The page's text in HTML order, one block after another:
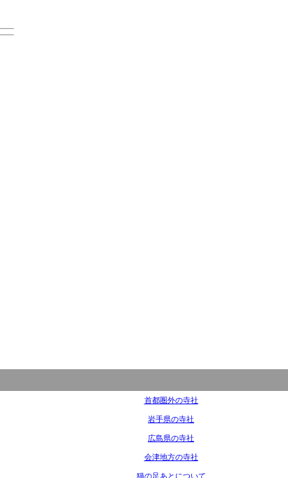
首都圏外の寺社
岩手県の寺社
広島県の寺社
会津地方の寺社
猫の足あとについて